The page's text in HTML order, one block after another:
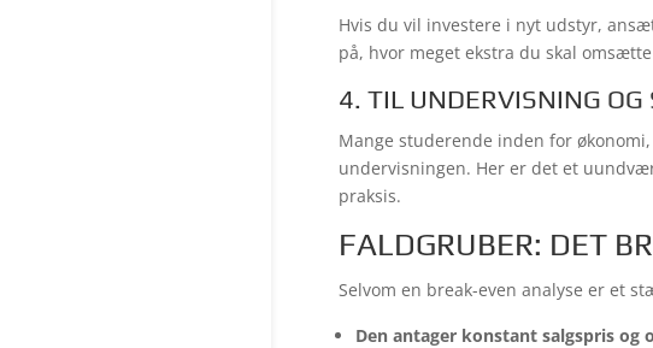
Hvis du vil investere i nyt udstyr,
på, hvor meget ekstra du skal
4. TIL UNDERVISNING OG
Mange studerende inden for
undervisningen. Her er det et
praksis.
FALDGRUBER: DET
Selvom en break-even analyse er et
Den antager konstant salgspris og